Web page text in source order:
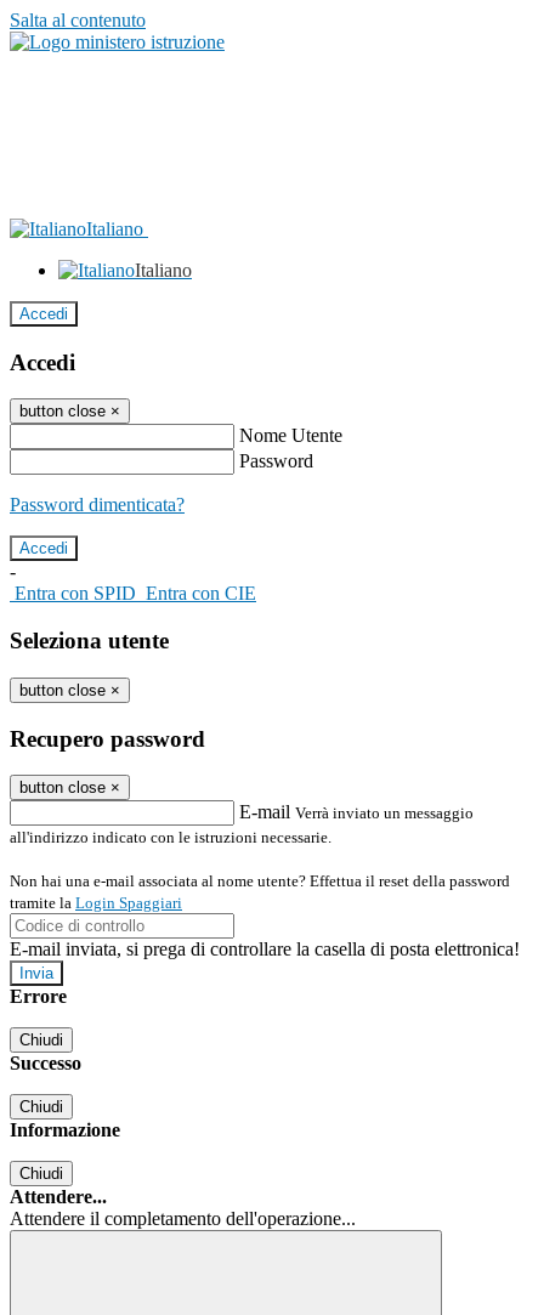
Salta al contenuto
Italiano
Italiano
Accedi
Accedi
button close ×
Nome Utente
Password
Password dimenticata?
-
Entra con SPID Entra con CIE
Seleziona utente
button close ×
Recupero password
button close ×
E-mail Verrà inviato un messaggio
all'indirizzo indicato con le istruzioni necessarie.
Non hai una e-mail associata al nome utente? Effettua il reset della password
tramite la Login Spaggiari
E-mail inviata, si prega di controllare la casella di posta elettronica!
Errore
Chiudi
Successo
Chiudi
Informazione
Chiudi
Attendere...
Attendere il completamento dell'operazione...